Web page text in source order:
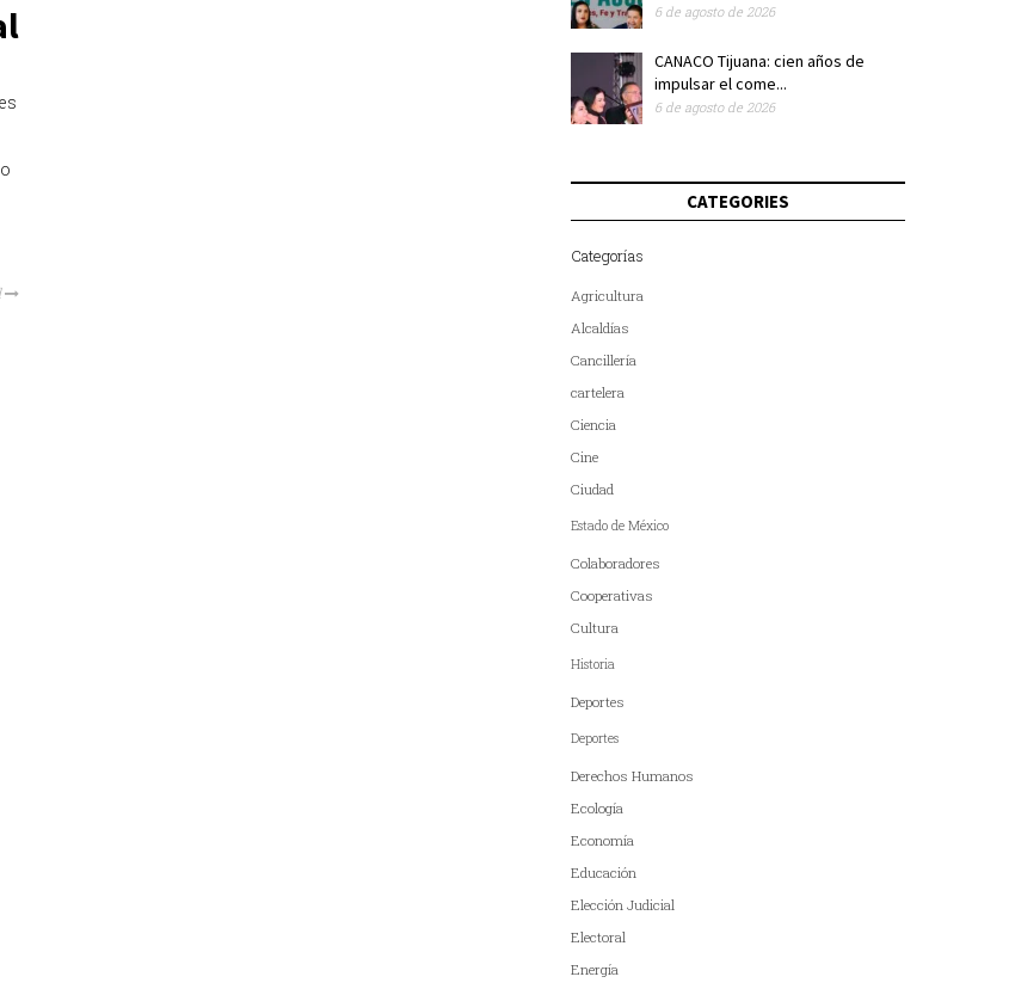
6 de agosto de 2026
CANACO Tijuana: cien años de
impulsar el come...
6 de agosto de 2026
CATEGORIES
Categorías
Agricultura
Alcaldías
Cancillería
cartelera
Ciencia
Cine
Ciudad
Estado de México
Colaboradores
Cooperativas
Cultura
Historia
Deportes
Deportes
Derechos Humanos
Ecología
Economía
Educación
Elección Judicial
Electoral
Energía